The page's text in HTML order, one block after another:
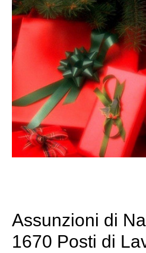
Assunzioni di
1670 Posti di